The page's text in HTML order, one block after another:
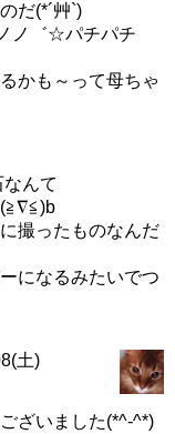
だ(*´艸`)
ノ゛☆パチパチ
かも～って母ちゃ
んて
撮ったものなんだ
になるみたいでつ
土)
ざいました(*^-^*)